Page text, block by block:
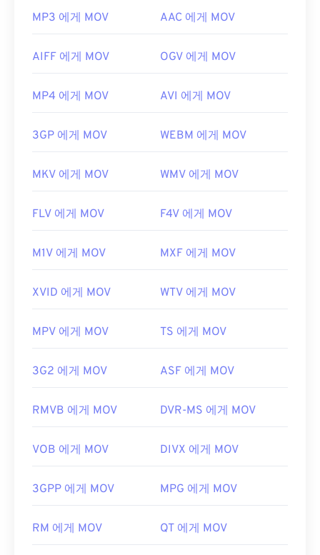
MP3 에게 MOV AAC 에게 MOV
AIFF 에게 MOV OGV 에게 MOV
MP4 에게 MOV AVI 에게 MOV
3GP 에게 MOV WEBM 에게 MOV
MKV 에게 MOV WMV 에게 MOV
FLV 에게 MOV F4V 에게 MOV
M1V 에게 MOV MXF 에게 MOV
XVID 에게 MOV WTV 에게 MOV
MPV 에게 MOV TS 에게 MOV
3G2 에게 MOV ASF 에게 MOV
RMVB 에게 MOV DVR-MS 에게 MOV
VOB 에게 MOV DIVX 에게 MOV
3GPP 에게 MOV MPG 에게 MOV
RM 에게 MOV QT 에게 MOV